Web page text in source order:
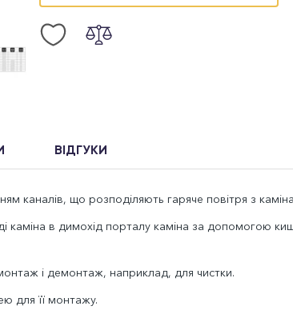
ВІДГУКИ
каналів, що розподіляють гаряче повітря з
каміна в димохід порталу каміна за допомогою
і демонтаж, наприклад, для чистки.
для її монтажу.